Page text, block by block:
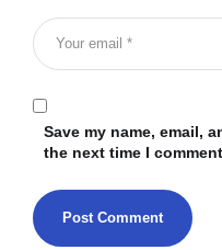
Save my name, email,
the next time I